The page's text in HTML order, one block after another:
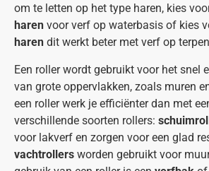
om te letten op het type haren, kies
haren voor verf op waterbasis of kies
haren dit werkt beter met verf op
Een roller wordt gebruikt voor het snel
van grote oppervlakken, zoals muren
een roller werk je efficiënter dan met
verschillende soorten rollers:
voor lakverf en zorgen voor een glad
vachtrollers worden gebruikt voor